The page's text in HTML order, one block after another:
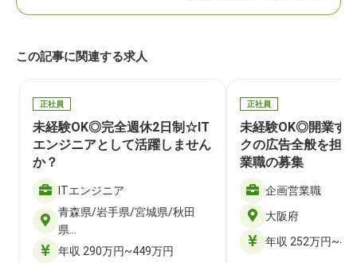
この記事に関連する求人
正社員
未経験OK◎完全週休2日制☆IT
エンジニアとして活躍しません
か？
ITエンジニア
青森県/岩手県/宮城県/秋田
県…
年収 290万円~449万円
正社員
未経験OK◎開業す
クの広告全般を担
業職の募集
企画営業職
大阪府
年収 252万円